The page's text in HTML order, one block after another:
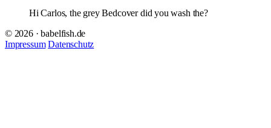
Hi Carlos, the grey Bedcover did you wash the?
© 2026 · babelfish.de
Impressum Datenschutz